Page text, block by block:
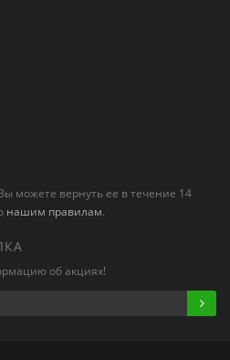
можете вернуть ее в течение 14
нашим правилам.
об акциях!